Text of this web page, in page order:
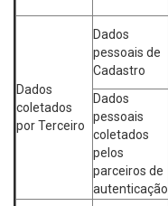
Dados
coletados
por Terceiro
Dados
pessoais de
Cadastro
Dados
pessoais
coletados
pelos
parceiros de
autenticação